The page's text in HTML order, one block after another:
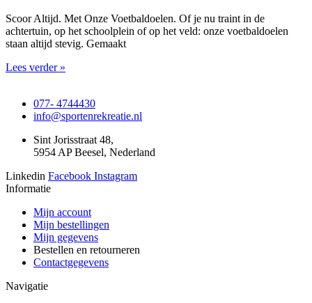
Scoor Altijd. Met Onze Voetbaldoelen. Of je nu traint in de
achtertuin, op het schoolplein of op het veld: onze voetbaldoelen
staan altijd stevig. Gemaakt
Lees verder »
077- 4744430
info@sportenrekreatie.nl
Sint Jorisstraat 48,
5954 AP Beesel, Nederland
Linkedin Facebook Instagram
Informatie
Mijn account
Mijn bestellingen
Mijn gegevens
Bestellen en retourneren
Contactgegevens
Navigatie